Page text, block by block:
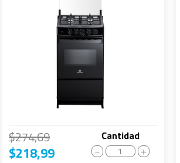
$274,69
$218,99
Cantidad
＋
－